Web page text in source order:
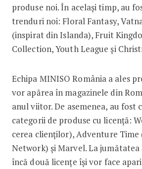
produse noi. În același timp, au
trenduri noi: Floral Fantasy,
(inspirat din Islanda), Fruit
Collection, Youth League și
Echipa MINISO România a ales
vor apărea în magazinele din
anul viitor. De asemenea, au fost
categorii de produse cu licență:
cerea clienților), Adventure
Network) și Marvel. La
încă două licențe își vor face